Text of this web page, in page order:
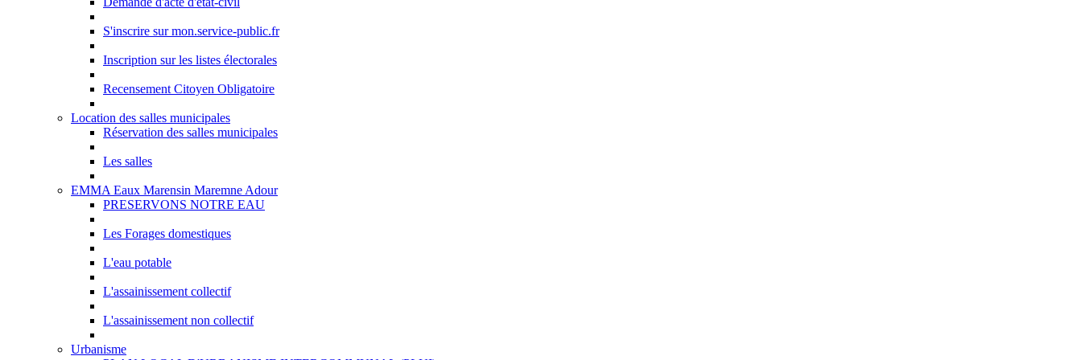
S'inscrire sur mon.service-public.fr
Inscription sur les listes électorales
Recensement Citoyen Obligatoire
Location des salles municipales
Réservation des salles municipales
Les salles
EMMA Eaux Marensin Maremne Adour
PRESERVONS NOTRE EAU
Les Forages domestiques
L'eau potable
L'assainissement collectif
L'assainissement non collectif
Urbanisme